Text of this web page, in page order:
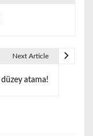
Next Article
atama!